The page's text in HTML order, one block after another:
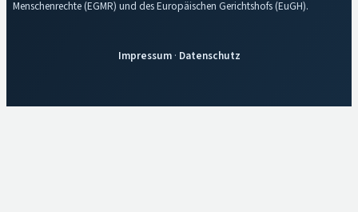
Menschenrechte (EGMR) und des Europäischen Gerichtshofs (EuGH).
Impressum· Datenschutz